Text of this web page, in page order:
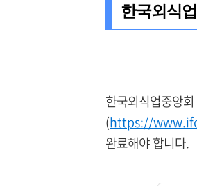
한국외식
한국외식업중앙
(https://
완료해야 합니다.